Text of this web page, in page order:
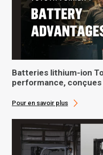
Batteries lithium-ion
performance,
Pour en savoir plus